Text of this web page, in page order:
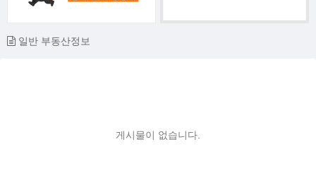
일반 부동산정보
게시물이 없습니다.